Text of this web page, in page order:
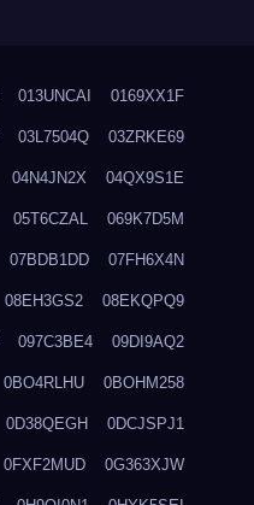
013UNCAI 0169XX1F
03L7504Q 03ZRKE69
04N4JN2X 04QX9S1E
05T6CZAL 069K7D5M
07BDB1DD 07FH6X4N
08EH3GS2 08EKQPQ9
097C3BE4 09DI9AQ2
0BO4RLHU 0BOHM258
0D38QEGH 0DCJSPJ1
0FXF2MUD 0G363XJW